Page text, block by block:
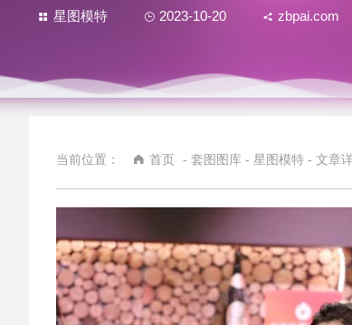
星图模特 2023-10-20 zbpai.com
当前位置： 首页 - 套图图库 - 星图模特 - 文章